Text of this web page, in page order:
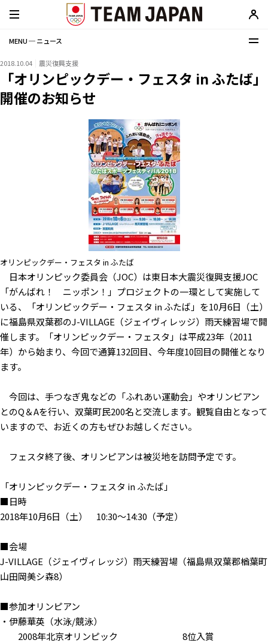
MENU ─ ニュース
2018.10.04 震災復興支援
「オリンピックデー・フェスタ in ふたば」
開催のお知らせ
オリンピックデー・フェスタ in ふたば
日本オリンピック委員会（JOC）は東日本大震災復興支援JOC
「がんばれ！ ニッポン！」プロジェクトの一環として実施して
いる、「オリンピックデー・フェスタ in ふたば」を10月6日（土）
に福島県双葉郡のJ-VILLAGE（ジェイヴィレッジ）雨天練習場で開
催します。「オリンピックデー・フェスタ」は平成23年（2011
年）から始まり、今回で通算132回目、今年度10回目の開催となり
ます。
今回は、手つなぎ鬼などの「ふれあい運動会」やオリンピアン
とのQ＆Aを行い、双葉町民200名と交流します。観覧自由となって
いますので、お近くの方もぜひお越しください。
フェスタ終了後、オリンピアンは被災地を訪問予定です。
「オリンピックデー・フェスタ in ふたば」
■日時
2018年10月6日（土） 10:30〜14:30（予定）
■会場
J-VILLAGE（ジェイヴィレッジ）雨天練習場（福島県双葉郡楢葉町
⼭⽥岡美シ森8）
■参加オリンピアン
・伊藤華英（水泳/競泳）
2008年北京オリンピック 8位入賞